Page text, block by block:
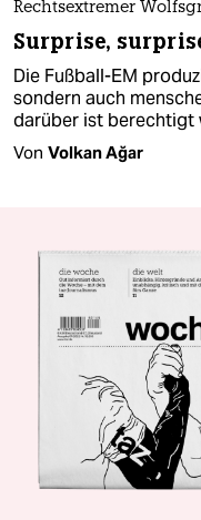
Rechtsextremer
Surprise,
Die Fußball-EM
sondern auch
darüber ist berechtigt
Von Volkan Ağar